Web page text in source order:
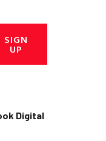
SIGN
UP
Digital